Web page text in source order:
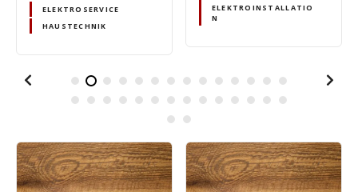
ELEKTROSERVICE
HAUSTECHNIK
ELEKTROINSTALLATIO
N